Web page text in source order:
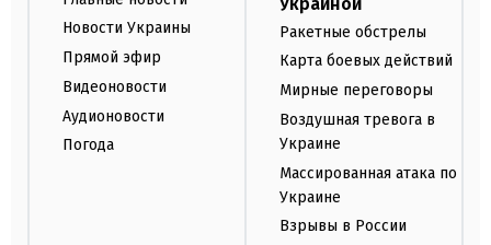
Новости Украины
Прямой эфир
Видеоновости
Аудионовости
Погода
Ракетные обстрелы
Карта боевых действий
Мирные переговоры
Воздушная тревога в
Украине
Массированная атака по
Украине
Взрывы в России